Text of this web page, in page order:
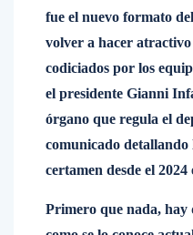
fue el nuevo formato
volver a hacer
codiciados por los
el presidente Gianni
órgano que regula el
comunicado detallando
certamen desde el 2024
Primero que nada, hay